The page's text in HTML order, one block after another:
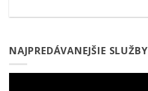
NAJPREDÁVANEJŠIE SLUŽBY